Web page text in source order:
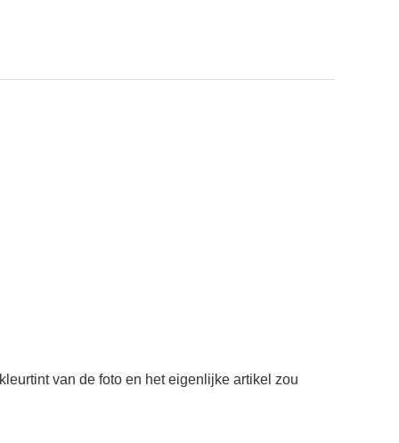
van de foto en het eigenlijke artikel zou